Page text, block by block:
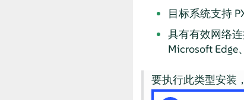
目标系统支持
具有有效网络
Microsoft Edge
要执行此类型安装